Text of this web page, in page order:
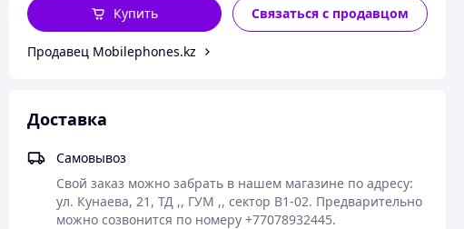
Купить Связаться с продавцом
Продавец Mobilephones.kz
Доставка
Самовывоз
Свой заказ можно забрать в нашем магазине по адресу:
ул. Кунаева, 21, ТД ,, ГУМ ,, сектор В1-02. Предварительно
можно созвонится по номеру +77078932445.